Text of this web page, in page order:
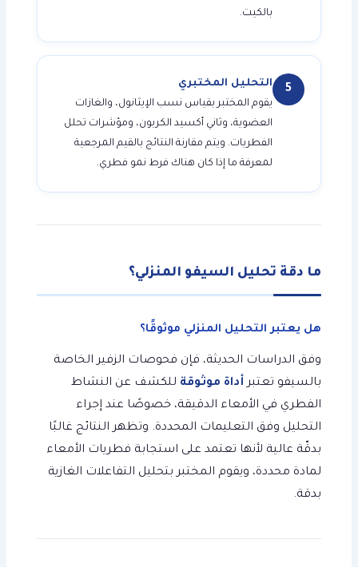
بالكيت.
5
التحليل المختبري
يقوم المختبر بقياس نسب الإيثانول، والغازات
العضوية، وثاني أكسيد الكربون، ومؤشرات تحلل
الفطريات. ويتم مقارنة النتائج بالقيم المرجعية
لمعرفة ما إذا كان هناك فرط نمو فطري.
ما دقة تحليل السيفو المنزلي؟
هل يعتبر التحليل المنزلي موثوقًا؟
وفق الدراسات الحديثة، فإن فحوصات الزفير الخاصة
بالسيفو تعتبر أداة موثوقة للكشف عن النشاط
الفطري في الأمعاء الدقيقة، خصوصًا عند إجراء
التحليل وفق التعليمات المحددة. وتظهر النتائج غالبًا
بدقّة عالية لأنها تعتمد على استجابة فطريات الأمعاء
لمادة محددة، ويقوم المختبر بتحليل التفاعلات الغازية
بدقة.